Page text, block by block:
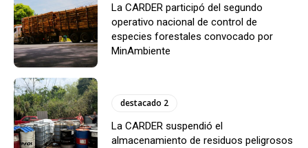
La CARDER participó del segundo
operativo nacional de control de
especies forestales convocado por
MinAmbiente
destacado 2
La CARDER suspendió el
almacenamiento de residuos peligrosos